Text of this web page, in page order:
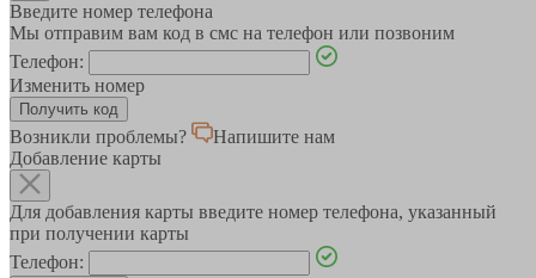
Введите номер телефона
Мы отправим вам код в смс на телефон или позвоним
Телефон:
Изменить номер
Возникли проблемы?
Напишите нам
Добавление карты
Для добавления карты введите номер телефона, указанный
при получении карты
Телефон: